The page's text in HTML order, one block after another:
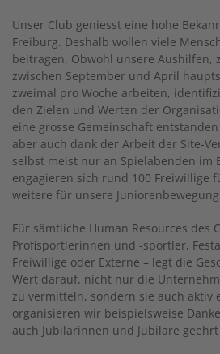
Unser Club geniesst eine hohe
Freiburg. Deshalb wollen viele
beitragen. Obwohl unsere Aushilfen,
zwischen September und April
zweimal pro Woche arbeiten,
den Zielen und Werten der
eine grosse Gemeinschaft
aber auch dank der Arbeit der Site-
selbst meist nur an Spielabenden im
engagieren sich rund 100 Freiwillige
weitere für unsere Juniorenbewegung.
Für sämtliche Human Resources des
Profisportlerinnen und -sportler,
Freiwillige oder Externe – legt die
Wert darauf, nicht nur die
zu vermitteln, sondern sie auch aktiv
organisieren wir beispielsweise
auch Jubilarinnen und Jubilare